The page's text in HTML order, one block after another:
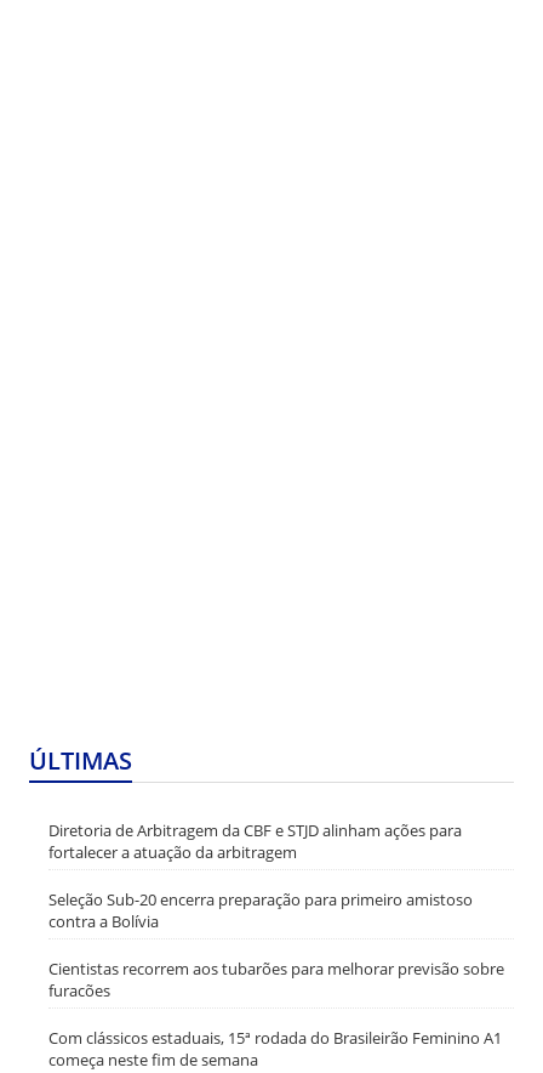
ÚLTIMAS
Diretoria de Arbitragem da CBF e STJD alinham ações para
fortalecer a atuação da arbitragem
Seleção Sub-20 encerra preparação para primeiro amistoso
contra a Bolívia
Cientistas recorrem aos tubarões para melhorar previsão sobre
furacões
Com clássicos estaduais, 15ª rodada do Brasileirão Feminino A1
começa neste fim de semana